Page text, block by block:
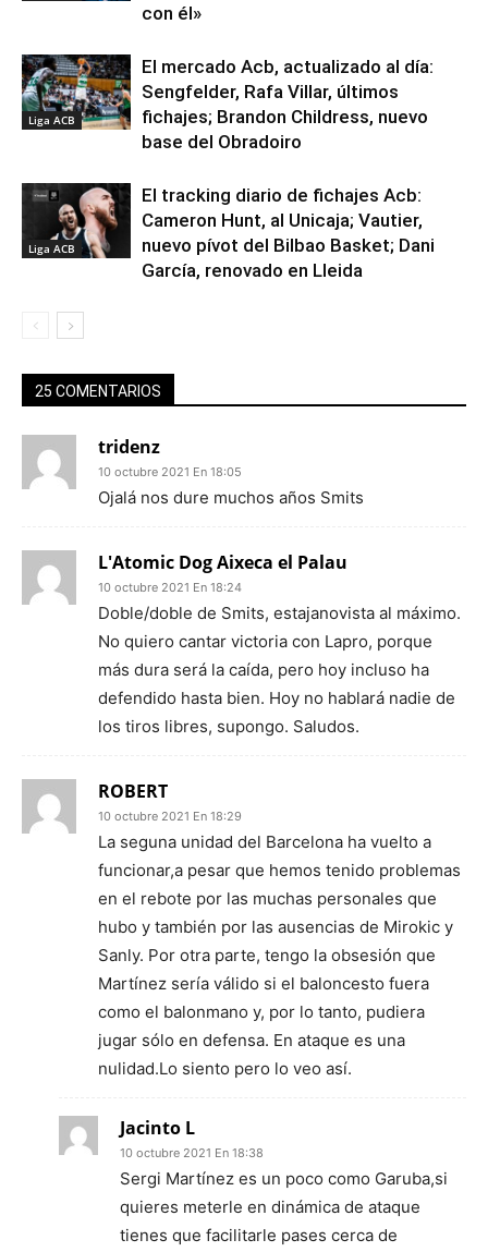
con él»
Liga ACB
El mercado Acb, actualizado al día:
Sengfelder, Rafa Villar, últimos
fichajes; Brandon Childress, nuevo
base del Obradoiro
Liga ACB
El tracking diario de fichajes Acb:
Cameron Hunt, al Unicaja; Vautier,
nuevo pívot del Bilbao Basket; Dani
García, renovado en Lleida
25 COMENTARIOS
tridenz
10 octubre 2021 En 18:05
Ojalá nos dure muchos años Smits
L'Atomic Dog Aixeca el Palau
10 octubre 2021 En 18:24
Doble/doble de Smits, estajanovista al máximo.
No quiero cantar victoria con Lapro, porque
más dura será la caída, pero hoy incluso ha
defendido hasta bien. Hoy no hablará nadie de
los tiros libres, supongo. Saludos.
ROBERT
10 octubre 2021 En 18:29
La seguna unidad del Barcelona ha vuelto a
funcionar,a pesar que hemos tenido problemas
en el rebote por las muchas personales que
hubo y también por las ausencias de Mirokic y
Sanly. Por otra parte, tengo la obsesión que
Martínez sería válido si el baloncesto fuera
como el balonmano y, por lo tanto, pudiera
jugar sólo en defensa. En ataque es una
nulidad.Lo siento pero lo veo así.
Jacinto L
10 octubre 2021 En 18:38
Sergi Martínez es un poco como Garuba,si
quieres meterle en dinámica de ataque
tienes que facilitarle pases cerca de